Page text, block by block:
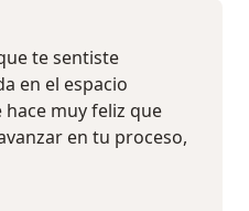
te sentiste
en el espacio
muy feliz que
en tu proceso,